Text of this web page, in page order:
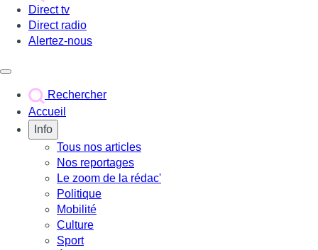
Direct tv
Direct radio
Alertez-nous
Rechercher
Accueil
Info
Tous nos articles
Nos reportages
Le zoom de la rédac'
Politique
Mobilité
Culture
Sport